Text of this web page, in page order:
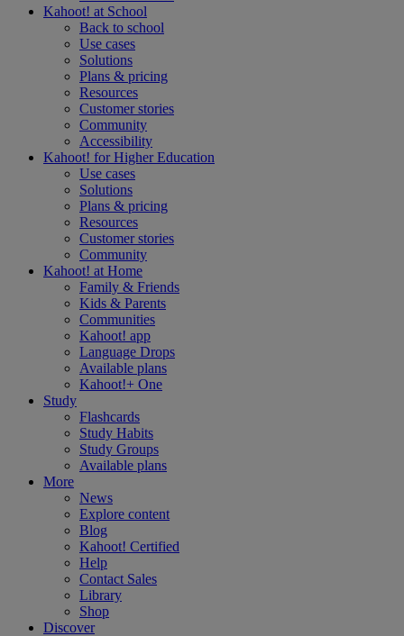
Kahoot! at School
Back to school
Use cases
Solutions
Plans & pricing
Resources
Customer stories
Community
Accessibility
Kahoot! forHigher Education
Use cases
Solutions
Plans & pricing
Resources
Customer stories
Community
Kahoot! at Home
Family & Friends
Kids & Parents
Communities
Kahoot! app
Language Drops
Available plans
Kahoot!+ One
Study
Flashcards
Study Habits
Study Groups
Available plans
More
News
Explore content
Blog
Kahoot! Certified
Help
Contact Sales
Library
Shop
Discover